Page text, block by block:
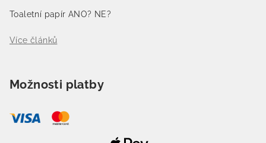
Toaletní papír ANO? NE?
Více článků
Možnosti platby